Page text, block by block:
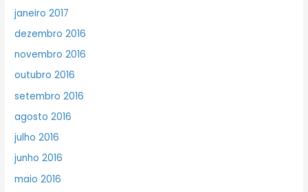
janeiro 2017
dezembro 2016
novembro 2016
outubro 2016
setembro 2016
agosto 2016
julho 2016
junho 2016
maio 2016